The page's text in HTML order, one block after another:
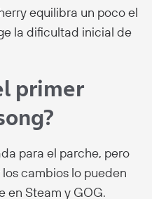
equilibra un poco el
la dificultad inicial de
primer
para el parche, pero
cambios lo pueden
en Steam y GOG.